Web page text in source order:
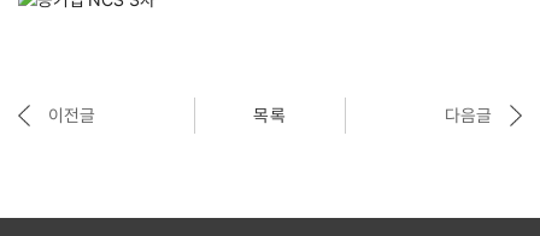
이전글 목록 다음글